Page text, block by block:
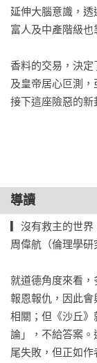
延伸大腦意識，
富人及中產階級也
香料的交易，決
及皇帝居心叵測，
接下這座險惡的新
然而在星球上迎
謀，還有神出鬼
正在覺醒——歷時
袐的沙漠生態、
啟，看似相關及
反英雄敘事、生
全新編修譯本．《
◆
《沙丘》從面世
導讀
▎沒有救主的世界
周偉航（倫理學研
就道德角度來看，
報恩報仇，因此
相關；但《沙丘
論」，不給答案
尾失敗，但正如作